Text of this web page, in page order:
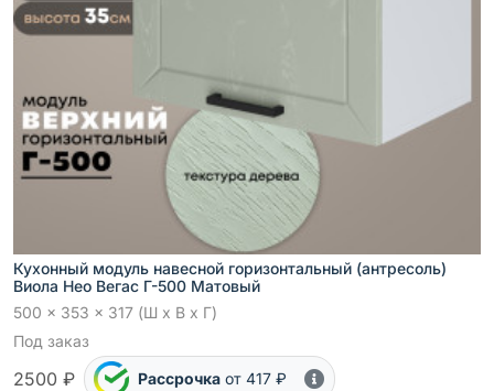
Кухонный модуль навесной горизонтальный (антресоль)
Виола Нео Вегас Г-500 Матовый
500 x 353 x 317 (Ш x В x Г)
Под заказ
2500 ₽ Рассрочка от 417 ₽